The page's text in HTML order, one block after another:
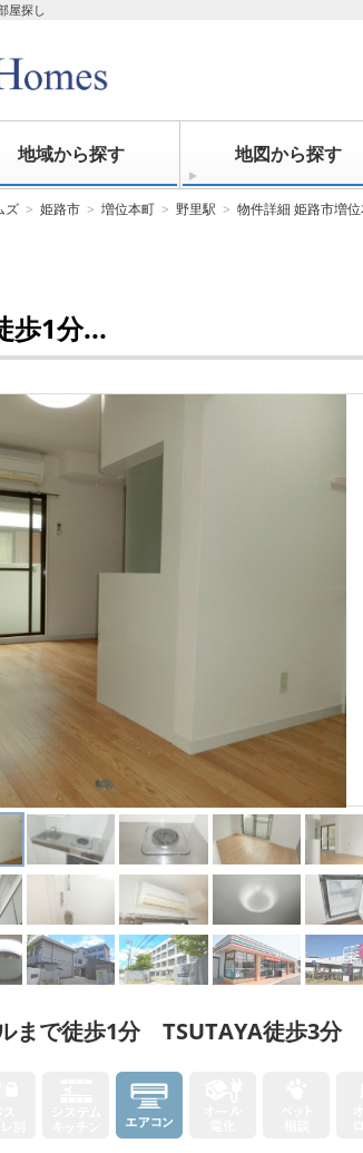
屋探し
地域から探す 地図から探す
ズ 姫路市 増位本町 野里駅 物件詳細 姫路市増
歩1分...
まで徒歩1分 TSUTAYA徒歩3分